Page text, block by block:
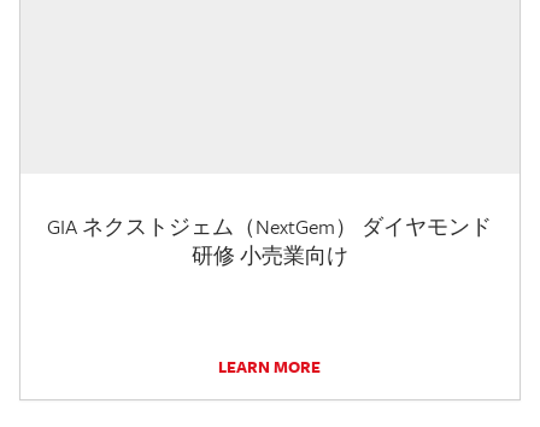
GIA ネクストジェム（NextGem） ダイヤモンド
研修 小売業向け
LEARN MORE